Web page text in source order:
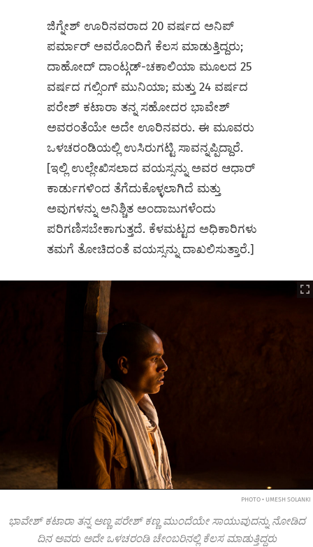
ಜಿಗ್ನೇಶ್ ಊರಿನವರಾದ 20 ವರ್ಷದ ಅನಿಪ್
ಪರ್ಮಾರ್ ಅವರೊಂದಿಗೆ ಕೆಲಸ ಮಾಡುತ್ತಿದ್ದರು;
ದಾಹೋದ್‌ ದಾಂಟ್ಗಡ್-ಚಕಾಲಿಯಾ ಮೂಲದ 25
ವರ್ಷದ ಗಲ್ಸಿಂಗ್ ಮುನಿಯಾ; ಮತ್ತು 24 ವರ್ಷದ
ಪರೇಶ್ ಕಟಾರಾ ತನ್ನ ಸಹೋದರ ಭಾವೇಶ್
ಅವರಂತೆಯೇ ಅದೇ ಊರಿನವರು. ಈ ಮೂವರು
ಒಳಚರಂಡಿಯಲ್ಲಿ ಉಸಿರುಗಟ್ಟಿ ಸಾವನ್ನಪ್ಪಿದ್ದಾರೆ.
[ಇಲ್ಲಿ ಉಲ್ಲೇಖಿಸಲಾದ ವಯಸ್ಸನ್ನು ಅವರ ಆಧಾರ್
ಕಾರ್ಡುಗಳಿಂದ ತೆಗೆದುಕೊಳ್ಳಲಾಗಿದೆ ಮತ್ತು
ಅವುಗಳನ್ನು ಅನಿಶ್ಚಿತ ಅಂದಾಜುಗಳೆಂದು
ಪರಿಗಣಿಸಬೇಕಾಗುತ್ತದೆ. ಕೆಳಮಟ್ಟದ ಅಧಿಕಾರಿಗಳು
ತಮಗೆ ತೋಚಿದಂತೆ ವಯಸ್ಸನ್ನು ದಾಖಲಿಸುತ್ತಾರೆ.]
PHOTO • UMESH SOLANKI
ಭಾವೇಶ್ ಕಟಾರಾ ತನ್ನ ಅಣ್ಣ ಪರೇಶ್ ಕಣ್ಣ ಮುಂದೆಯೇ ಸಾಯುವುದನ್ನು ನೋಡಿದ
ದಿನ ಅವರು ಅದೇ ಒಳಚರಂಡಿ ಚೇಂಬರಿನಲ್ಲಿ ಕೆಲಸ ಮಾಡುತ್ತಿದ್ದರು